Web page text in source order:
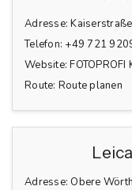
Adresse:
Telefon: +49 721
Website:
Route: Route planen
Adresse: Obere